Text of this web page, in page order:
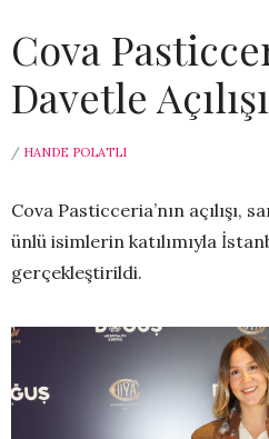
Cova
Davetle
/ HANDE POLATLI
Cova Pasticceria’nın açılışı,
ünlü isimlerin katılımıyla
gerçekleştirildi.